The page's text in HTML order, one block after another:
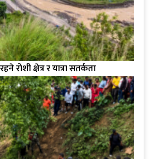
रोशी क्षेत्र र यात्रा सतर्कता